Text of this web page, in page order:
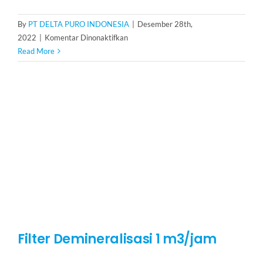
By PT DELTA PURO INDONESIA
Desember 28th,
2022
Komentar Dinonaktifkanpada
Demineralisasi
Read More
Filter Demineralisasi 1 m3/jam